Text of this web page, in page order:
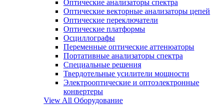
Оптические анализаторы спектра
Оптические векторные анализаторы цепей
Оптические переключатели
Оптические платформы
Осциллографы
Переменные оптические аттенюаторы
Портативные анализаторы спектра
Специальные решения
Твердотельные усилители мощности
Электрооптические и оптоэлектронные
конвертеры
View All Оборудование